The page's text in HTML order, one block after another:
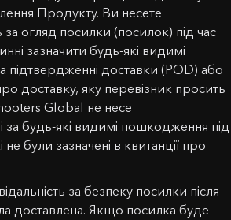
Продукту. Ви несете
за огляд посилки (посилок) під час
зазначити будь-які видимі
доставки (POD) або
доставку, яку перевізник просить
Global не несе
за будь-які видимі пошкодження під
не були зазначені в квитанції про
за безпеку посилки після
доставлена. Якщо посилка буде